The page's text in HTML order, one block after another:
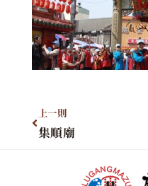
上一則
集順廟